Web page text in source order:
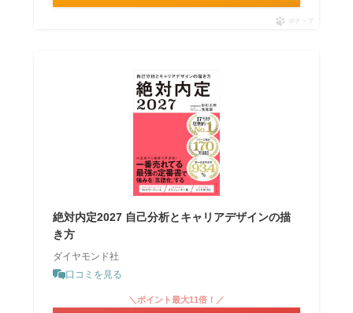
ポチップ
絶対内定2027 自己分析とキャリアデザインの描
き方
ダイヤモンド社
口コミを見る
＼ポイント最大11倍！／